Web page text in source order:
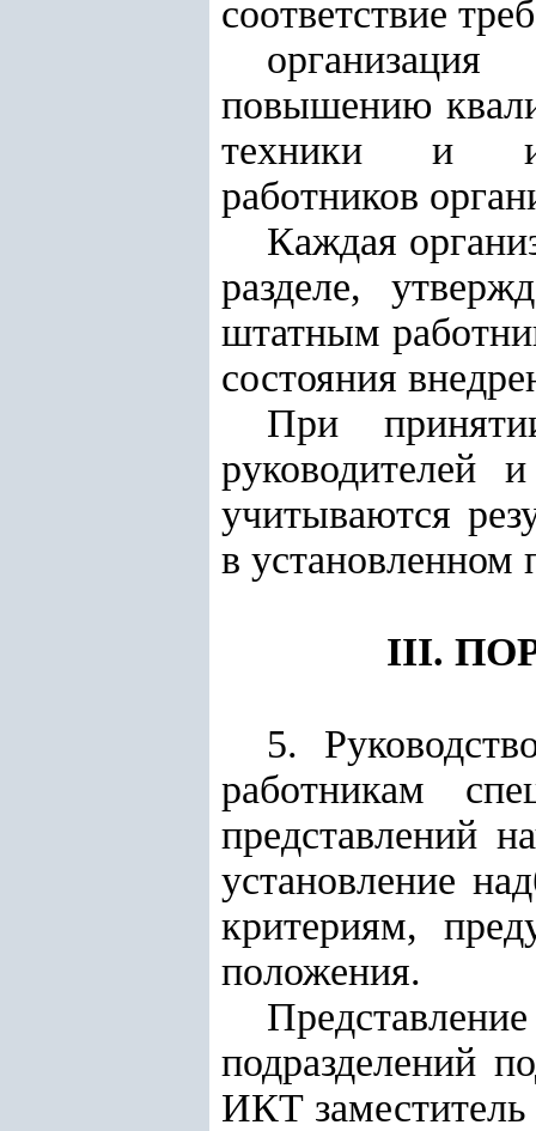
соответствие
повышению
техники и
работников
Каждая
разделе,
штатным
состояния
При
руководителей
учитываются
в установленном
III.
5.
работникам
представлений
установление
критериям,
положения.
подразделений
ИКТ заместитель